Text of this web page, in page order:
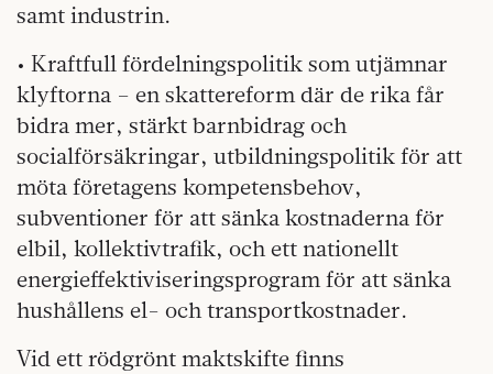
samt industrin.
• Kraftfull fördelningspolitik som utjämnar
klyftorna – en skattereform där de rika får
bidra mer, stärkt barnbidrag och
socialförsäkringar, utbildningspolitik för att
möta företagens kompetensbehov,
subventioner för att sänka kostnaderna för
elbil, kollektivtrafik, och ett nationellt
energieffektiviseringsprogram för att sänka
hushållens el- och transportkostnader.
Vid ett rödgrönt maktskifte finns